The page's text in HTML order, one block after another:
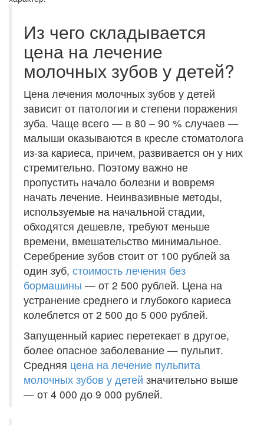
Из чего складывается
цена на лечение
молочных зубов у детей?
Цена лечения молочных зубов у детей
зависит от патологии и степени поражения
зуба. Чаще всего — в 80 – 90 % случаев —
малыши оказываются в кресле стоматолога
из-за кариеса, причем, развивается он у них
стремительно. Поэтому важно не
пропустить начало болезни и вовремя
начать лечение. Неинвазивные методы,
используемые на начальной стадии,
обходятся дешевле, требуют меньше
времени, вмешательство минимальное.
Серебрение зубов стоит от 100 рублей за
один зуб, стоимость лечения без
бормашины — от 2 500 рублей. Цена на
устранение среднего и глубокого кариеса
колеблется от 2 500 до 5 000 рублей.
Запущенный кариес перетекает в другое,
более опасное заболевание — пульпит.
Средняя цена на лечение пульпита
молочных зубов у детей значительно выше
— от 4 000 до 9 000 рублей.